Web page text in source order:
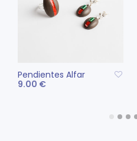
Pendientes Alfar
9.00 €